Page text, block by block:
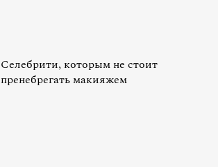
Селебрити, которым не стоит
пренебрегать макияжем